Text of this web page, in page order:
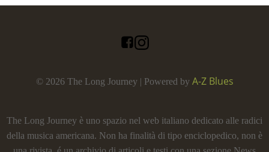
© 2026 The Long Journey | Powered by A-Z Blues
The Long Journey è uno spazio nel web italiano dedicato alle radici
della musica americana. Non ha finalità di tipo enciclopedico, non è